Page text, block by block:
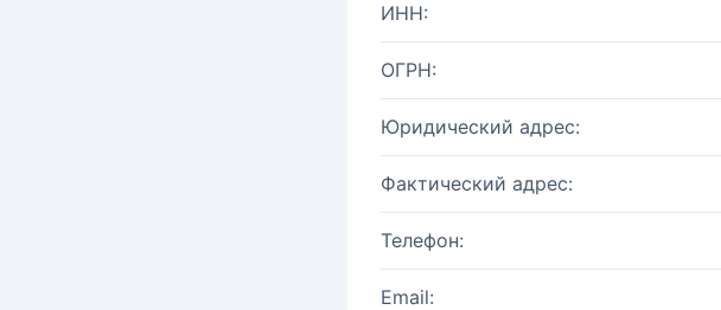
ИНН:
ОГРН:
Юридический адрес:
Фактический адрес:
Телефон:
Email: